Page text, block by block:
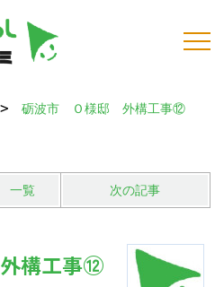
砺波市 Ｏ様邸 外構工事⑫
一覧 次の記事
構工事⑫